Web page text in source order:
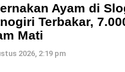
Ayam di
Terbakar,
Mati
2026, 2:19 pm